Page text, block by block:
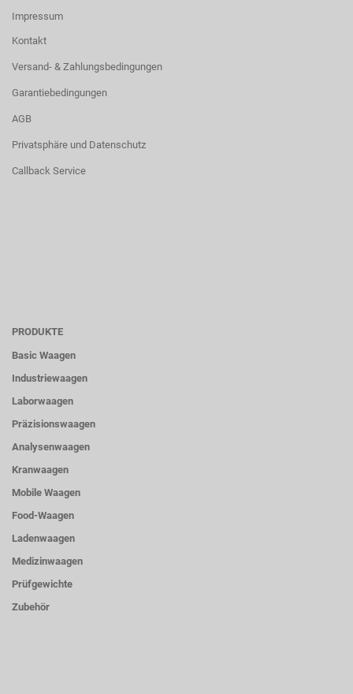
Impressum
Kontakt
Versand- & Zahlungsbedingungen
Garantiebedingungen
AGB
Privatsphäre und Datenschutz
Callback Service
PRODUKTE
Basic Waagen
Industriewaagen
Laborwaagen
Präzisionswaagen
Analysenwaagen
Kranwaagen
Mobile Waagen
Food-Waagen
Ladenwaagen
Medizinwaagen
Prüfgewichte
Zubehör